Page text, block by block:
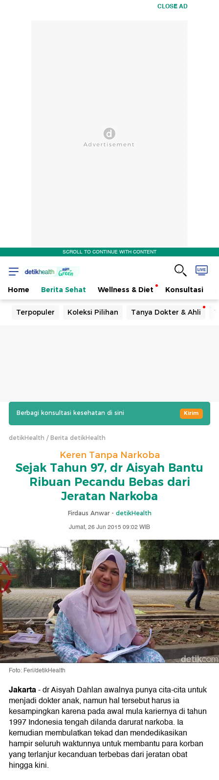
CLOSE AD
SCROLL TO CONTINUE WITH CONTENT
Home Berita Sehat Wellness & Diet Konsultasi
Terpopuler Koleksi Pilihan Tanya Dokter & Ahli
Berbagi konsultasi kesehatan di sini Kirim
detikHealth Berita detikHealth
Keren Tanpa Narkoba
Sejak Tahun 97, dr Aisyah Bantu
Ribuan Pecandu Bebas dari
Jeratan Narkoba
Firdaus Anwar - detikHealth
Jumat, 26 Jun 2015 09:02 WIB
Foto: Feri/detikHealth
Jakarta- dr Aisyah Dahlan awalnya punya cita-cita untuk
menjadi dokter anak, namun hal tersebut harus ia
kesampingkan karena pada awal mula kariernya di tahun
1997 Indonesia tengah dilanda darurat narkoba. Ia
kemudian membulatkan tekad dan mendedikasikan
hampir seluruh waktunnya untuk membantu para korban
yang terlanjur kecanduan terbebas dari jeratan obat
hingga kini.